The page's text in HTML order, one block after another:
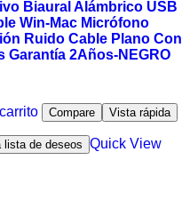
Biaural Alámbrico USB
Win-Mac Micrófono
Ruido Cable Plano Con
Garantía 2Años-NEGRO
Compare Vista rápida
lista de deseos Quick View